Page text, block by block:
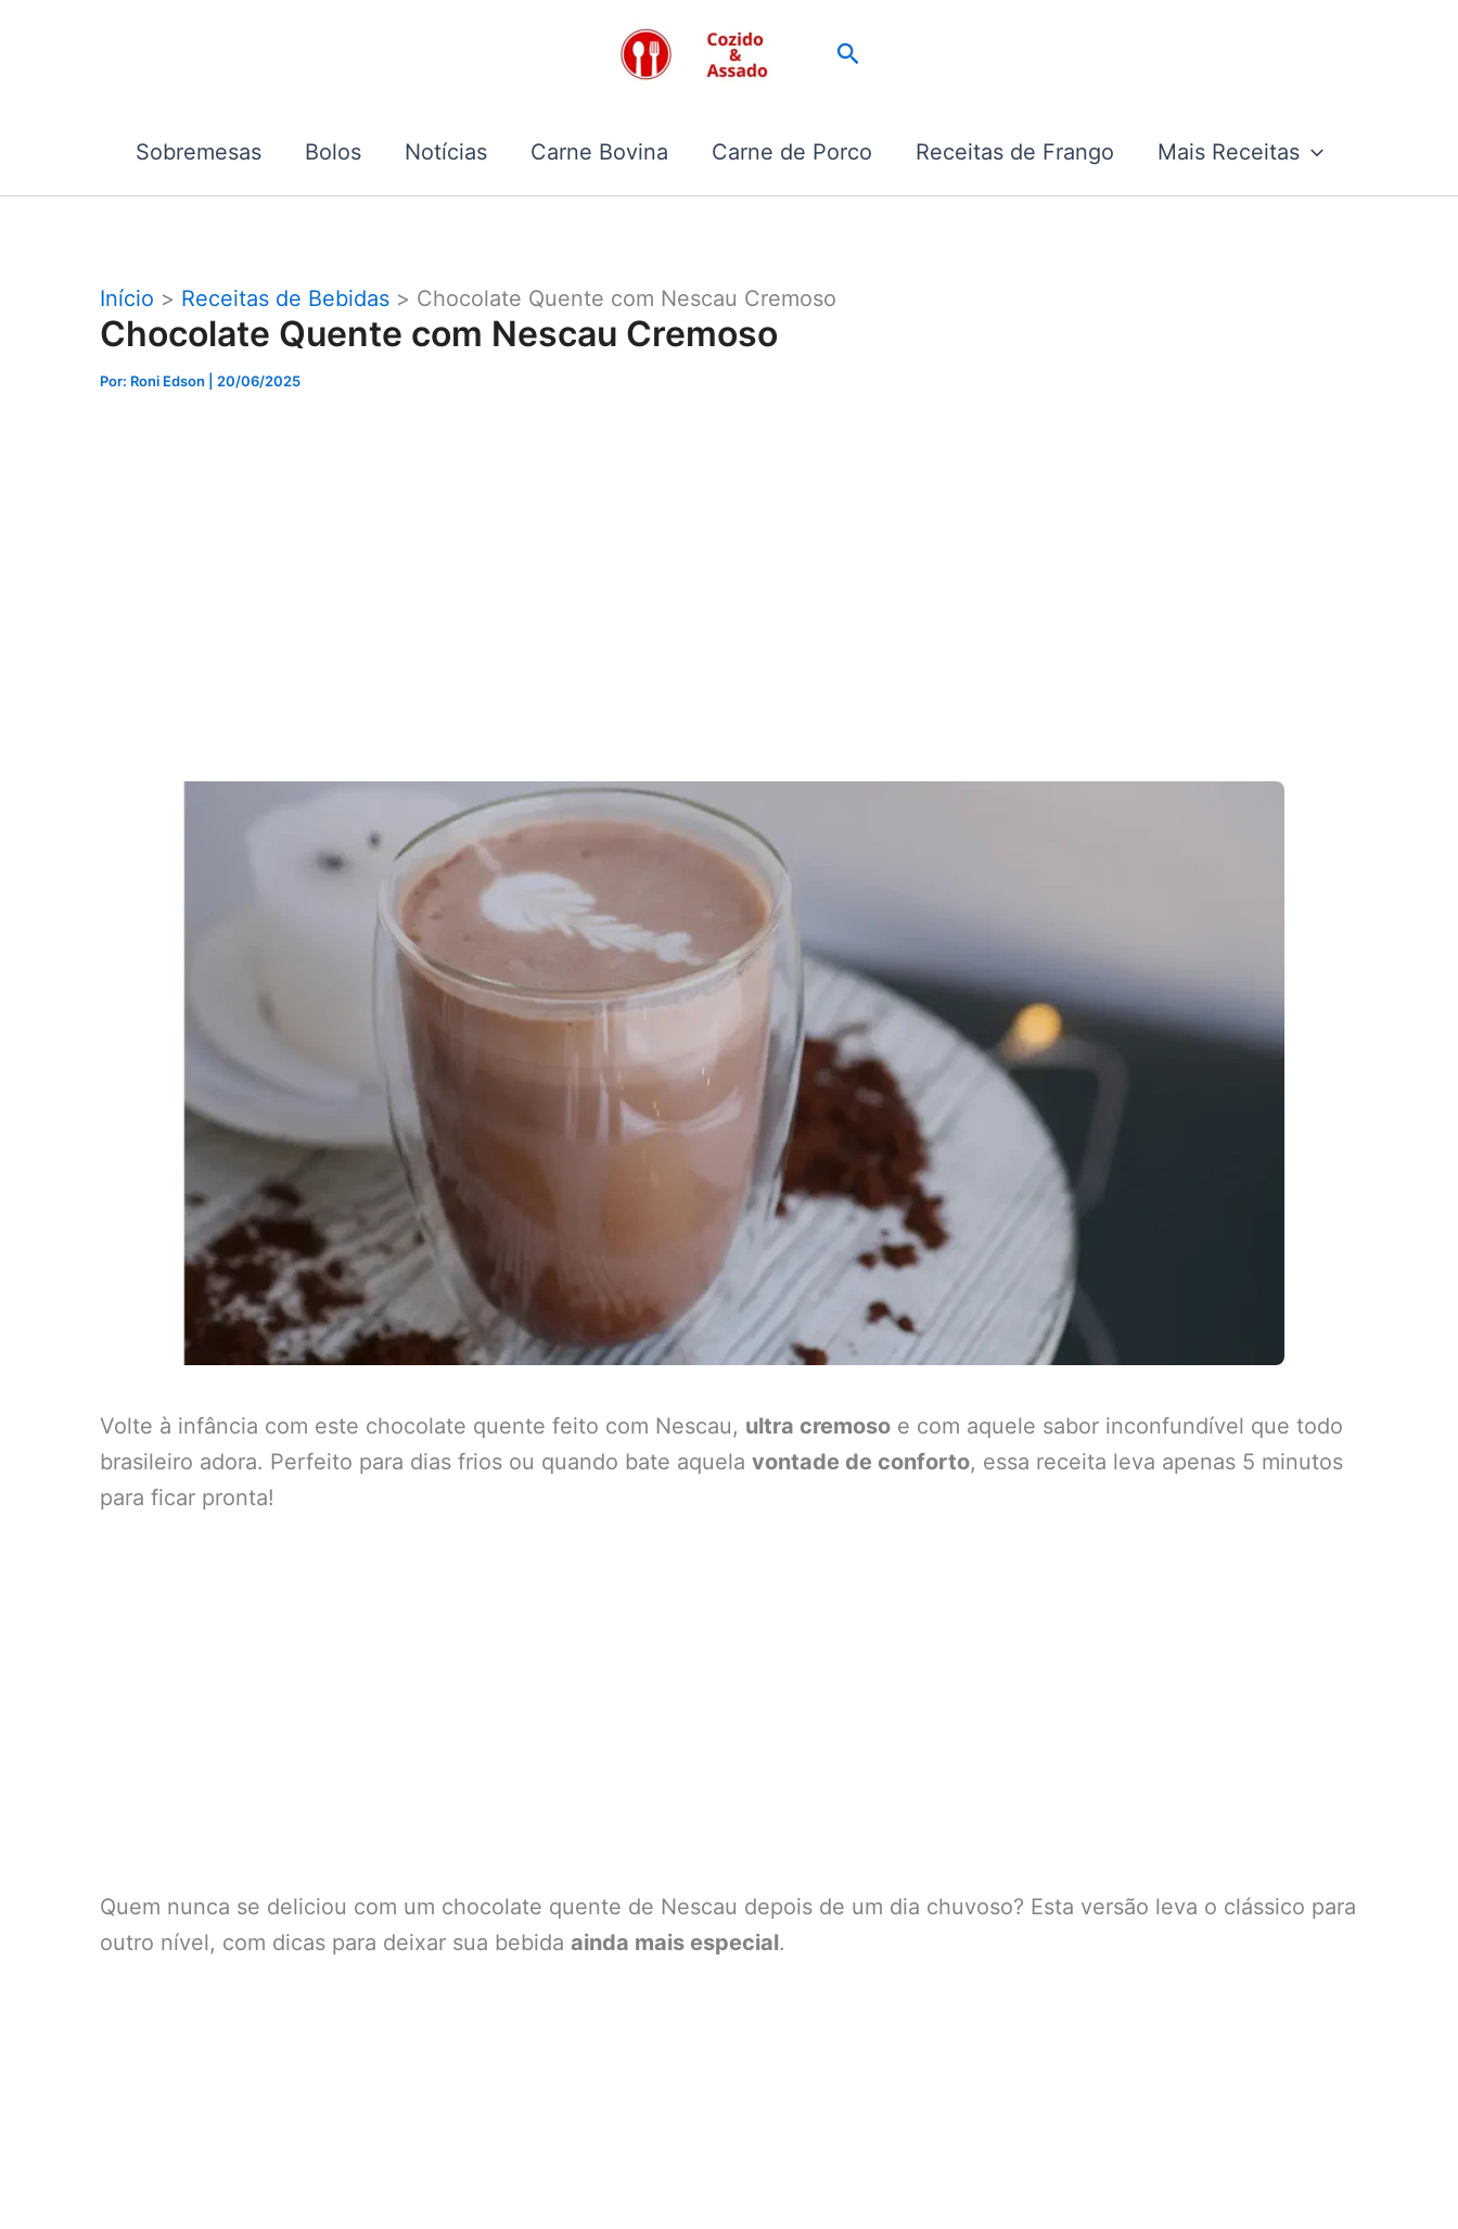
Pesquisar
Sobremesas Bolos Notícias Carne Bovina Carne de Porco Receitas de Frango Mais Receitas
Início Receitas de Bebidas Chocolate Quente com Nescau Cremoso
Chocolate Quente com Nescau Cremoso
Por: Roni Edson | 20/06/2025
Volte à infância com este chocolate quente feito com Nescau, ultra cremoso e com aquele sabor inconfundível que todo
brasileiro adora. Perfeito para dias frios ou quando bate aquela vontade de conforto, essa receita leva apenas 5 minutos
para ficar pronta!
Quem nunca se deliciou com um chocolate quente de Nescau depois de um dia chuvoso? Esta versão leva o clássico para
outro nível, com dicas para deixar sua bebida ainda mais especial.